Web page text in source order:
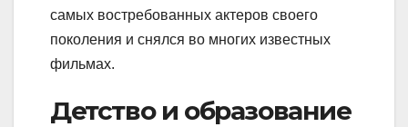
самых востребованных актеров своего
поколения и снялся во многих известных
фильмах.
Детство и образование